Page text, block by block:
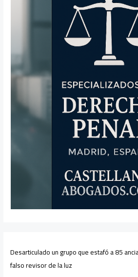
Desarticulado un grupo que estafó a 85
falso revisor de la luz